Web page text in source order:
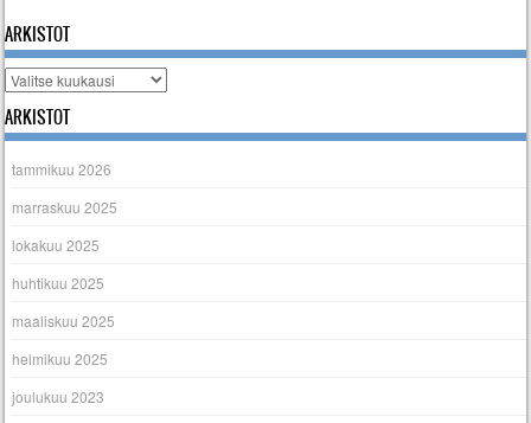
ARKISTOT
Arkistot
ARKISTOT
tammikuu 2026
marraskuu 2025
lokakuu 2025
huhtikuu 2025
maaliskuu 2025
helmikuu 2025
joulukuu 2023